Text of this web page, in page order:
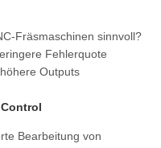
Fräsmaschinen sinnvoll?
Fehlerquote
Outputs
Bearbeitung von